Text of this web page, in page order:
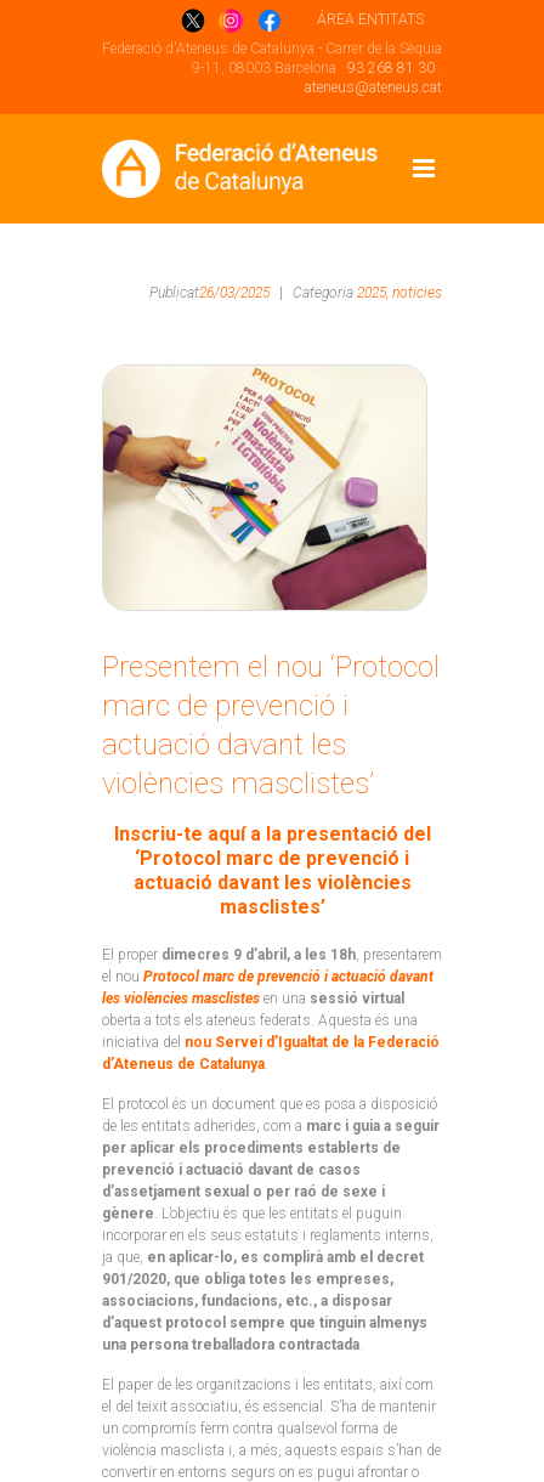
ÁREA ENTITATS
Federació d'Ateneus de Catalunya - Carrer de la Sèquia
9-11, 08003 Barcelona . 93 268 81 30 .
ateneus@ateneus.cat
Publicat26/03/2025 Categoria 2025, noticies
Presentem el nou ‘Protocol
marc de prevenció i
actuació davant les
violències masclistes’
Inscriu-te aquí a la presentació del
‘Protocol marc de prevenció i
actuació davant les violències
masclistes’
El proper dimecres 9 d’abril, a les 18h , presentarem
el nou Protocol marc de prevenció i actuació davant
les violències masclistes en una sessió virtual
oberta a tots els ateneus federats. Aquesta és una
iniciativa del nou Servei d’Igualtat de la Federació
d’Ateneus de Catalunya
El protocol és un document que es posa a disposició
de les entitats adherides, com a marc i guia a seguir
per aplicar els procediments establerts de
prevenció i actuació davant de casos
d’assetjament sexual o per raó de sexe i
gènere . L’objectiu és que les entitats el puguin
incorporar en els seus estatuts i reglaments interns,
ja que, en aplicar-lo, es complirà amb el decret
901/2020, que obliga totes les empreses,
associacions, fundacions, etc., a disposar
d’aquest protocol sempre que tinguin almenys
una persona treballadora contractada
El paper de les organitzacions i les entitats, així com
el del teixit associatiu, és essencial. S’ha de mantenir
un compromís ferm contra qualsevol forma de
violència masclista i, a més, aquests espais s’han de
convertir en entorns segurs on es pugui afrontar o